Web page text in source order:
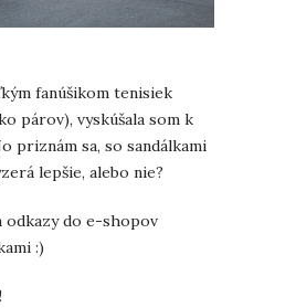
fanúšikom tenisiek
párov), vyskúšala som k
priznám sa, so sandálkami
lepšie, alebo nie?
do e-shopov
:)